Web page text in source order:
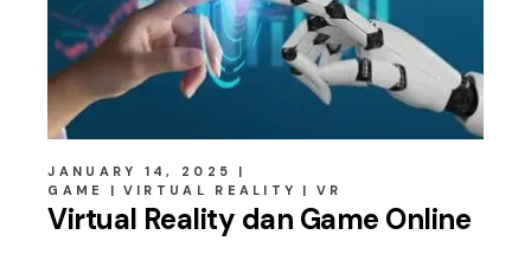
JANUARY 14, 2025
GAME
VIRTUAL REALITY VR
Virtual Reality dan Game Online